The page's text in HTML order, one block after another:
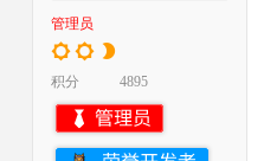
管理员
积分 4895